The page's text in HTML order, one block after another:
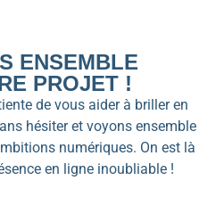
ENSEMBLE
PROJET !
de vous aider à briller en
hésiter et voyons ensemble
numériques. On est là
en ligne inoubliable !